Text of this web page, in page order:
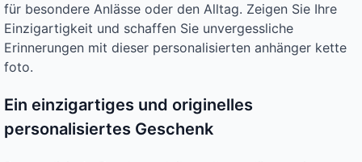
für besondere Anlässe oder den Alltag. Zeigen Sie Ihre
Einzigartigkeit und schaffen Sie unvergessliche
Erinnerungen mit dieser personalisierten anhänger kette
foto.
Ein einzigartiges und originelles
personalisiertes Geschenk